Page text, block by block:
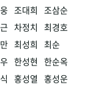
조대희 조삼순
차정치 최경호
최성희 최순
한성현 한순옥
홍성열 홍성운